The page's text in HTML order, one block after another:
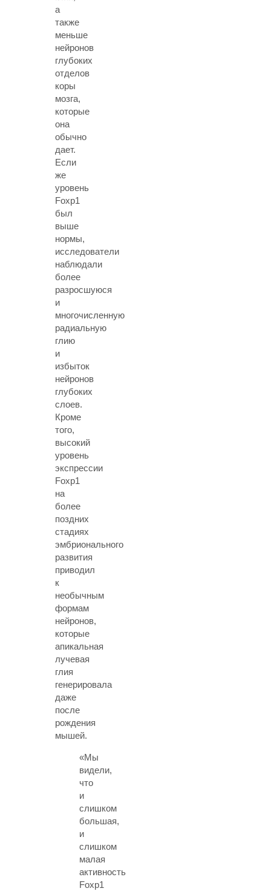
а
также
меньше
нейронов
глубоких
отделов
коры
мозга,
которые
она
обычно
дает.
Если
же
уровень
Foxp1
был
выше
нормы,
исследователи
наблюдали
более
разросшуюся
и
многочисленную
радиальную
глию
и
избыток
нейронов
глубоких
слоев.
Кроме
того,
высокий
уровень
экспрессии
Foxp1
на
более
поздних
стадиях
эмбрионального
развития
приводил
к
необычным
формам
нейронов,
которые
апикальная
лучевая
глия
генерировала
даже
после
рождения
мышей.
«Мы
видели,
что
и
слишком
большая,
и
слишком
малая
активность
Foxp1